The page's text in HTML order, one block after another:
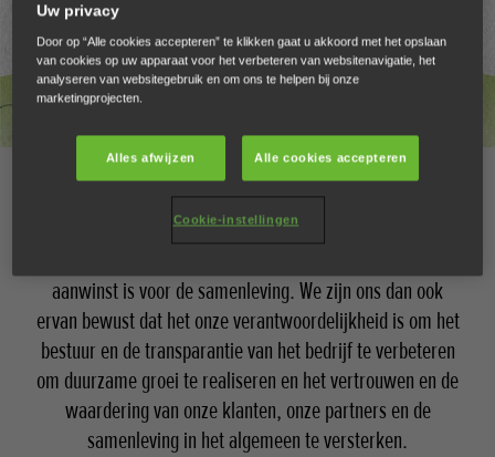
Bestuur van het bedrijf
aanwinst is voor de samenleving. We zijn ons dan ook
ervan bewust dat het onze verantwoordelijkheid is om het
bestuur en de transparantie van het bedrijf te verbeteren
om duurzame groei te realiseren en het vertrouwen en de
waardering van onze klanten, onze partners en de
samenleving in het algemeen te versterken.
Uw privacy
Door op “Alle cookies accepteren” te klikken gaat u akkoord met het opslaan
van cookies op uw apparaat voor het verbeteren van websitenavigatie, het
analyseren van websitegebruik en om ons te helpen bij onze
marketingprojecten.
Alles afwijzen Alle cookies accepteren
Cookie-instellingen